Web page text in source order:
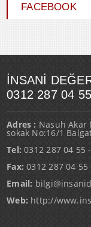
FACEBOOK
İNSANI
0312 287 04 55
Adres : Nasuh Akar
sokak No:16/1
Tel: 0312 287 04 55 -
Fax: 0312 287 04 55
Email:
Web: http://